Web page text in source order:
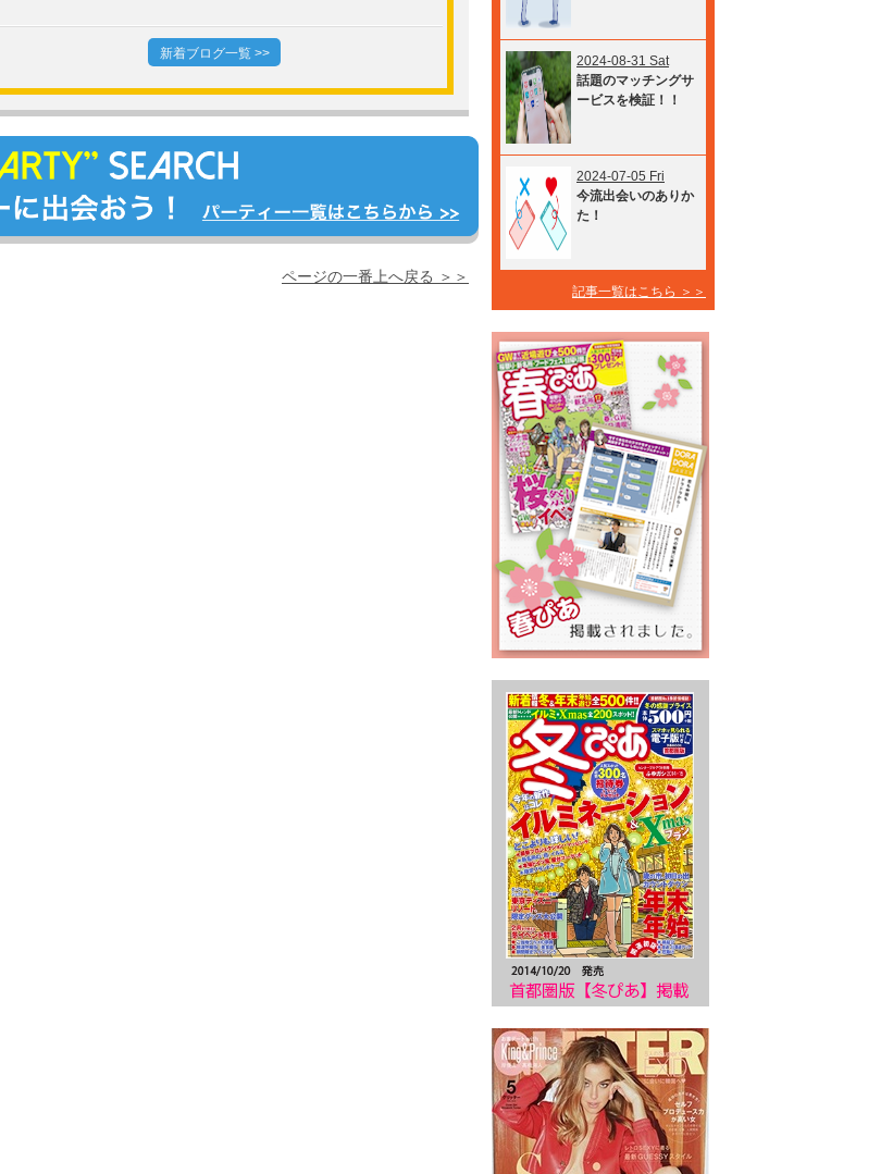
新着ブログ一覧 >>
ページの一番上へ戻る ＞＞
2024-08-31 Sat
話題のマッチングサ
ービスを検証！！
2024-07-05 Fri
今流出会いのありか
た！
記事一覧はこちら ＞＞